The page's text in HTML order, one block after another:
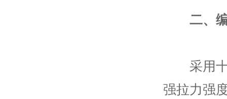
二、
采用十
强拉力强